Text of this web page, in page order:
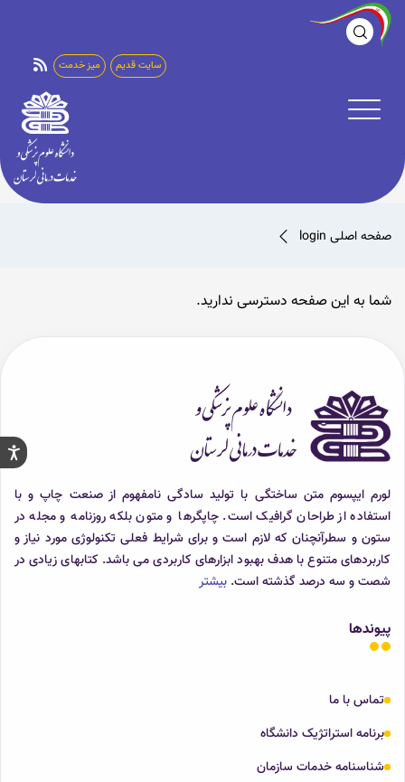
میز خدمت سایت قدیم
صفحه اصلی login
شما به این صفحه دسترسی ندارید.
لورم ایپسوم متن ساختگی با تولید سادگی نامفهوم از صنعت چاپ و با
استفاده از طراحان گرافیک است. چاپگرها و متون بلکه روزنامه و مجله در
ستون و سطرآنچنان که لازم است و برای شرایط فعلی تکنولوژی مورد نیاز و
کاربردهای متنوع با هدف بهبود ابزارهای کاربردی می باشد. کتابهای زیادی در
شصت و سه درصد گذشته است. بیشتر
پیوندها
تماس با ما
برنامه استراتژیک دانشگاه
شناسنامه خدمات سازمان